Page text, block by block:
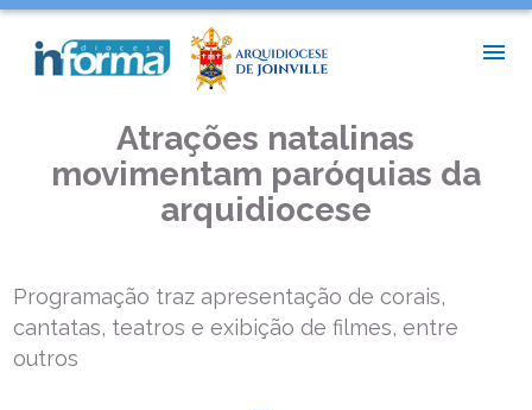
ATRAÇÕES NATALINAS MOVIMENTAM PARÓQUIAS DA
Atrações natalinas
movimentam paróquias da
arquidiocese
Programação traz apresentação de corais,
cantatas, teatros e exibição de filmes, entre
outros